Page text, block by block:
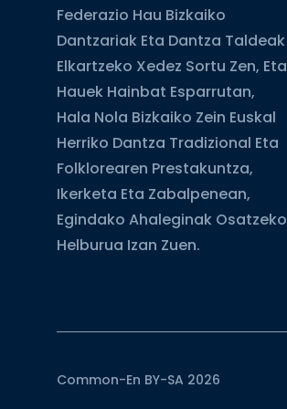
Federazio Hau Bizkaiko
Dantzariak Eta Dantza Taldeak
Elkartzeko Xedez Sortu Zen, Eta
Hauek Hainbat Esparrutan,
Hala Nola Bizkaiko Zein Euskal
Herriko Dantza Tradizional Eta
Folklorearen Prestakuntza,
Ikerketa Eta Zabalpenean,
Egindako Ahaleginak Osatzeko
Helburua Izan Zuen.
Common-En BY-SA 2026